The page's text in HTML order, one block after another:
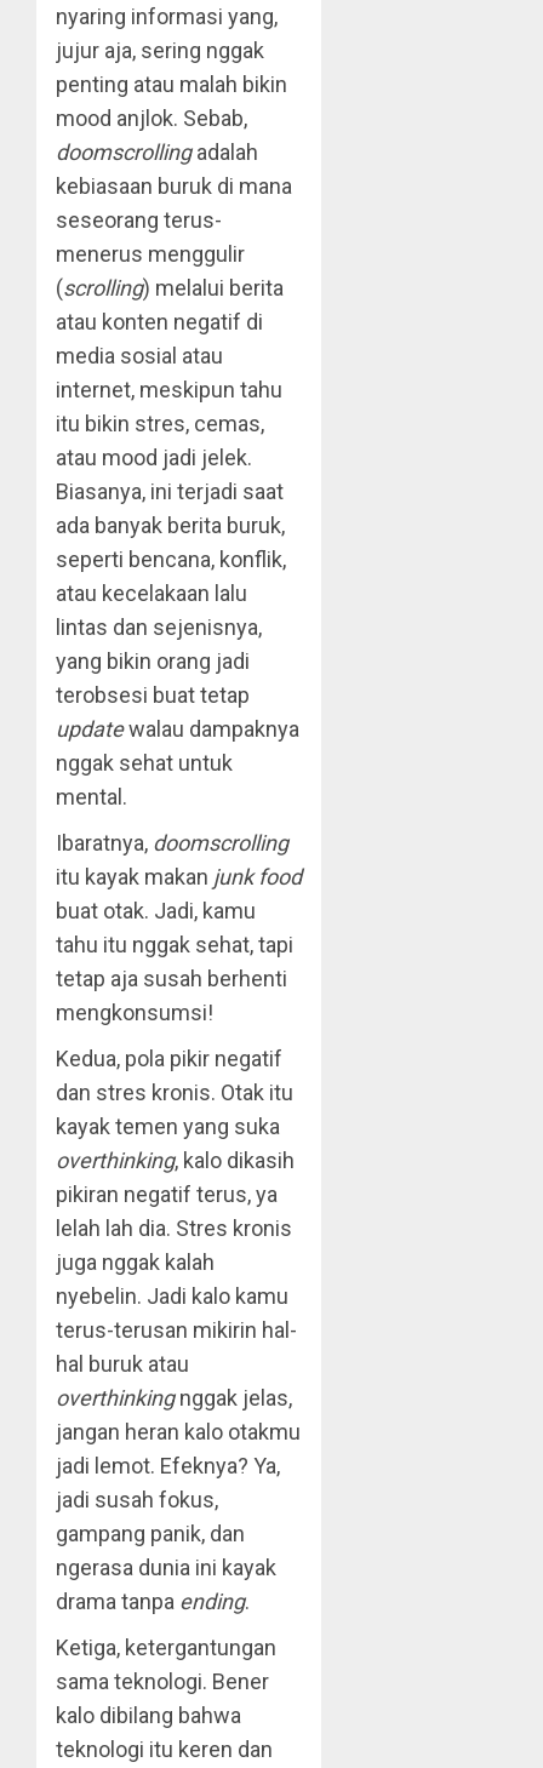
nyaring informasi yang,
jujur aja, sering nggak
penting atau malah bikin
mood anjlok. Sebab,
doomscrollingadalah
kebiasaan buruk di mana
seseorang terus-
menerus menggulir
(scrolling) melalui berita
atau konten negatif di
media sosial atau
internet, meskipun tahu
itu bikin stres, cemas,
atau mood jadi jelek.
Biasanya, ini terjadi saat
ada banyak berita buruk,
seperti bencana, konflik,
atau kecelakaan lalu
lintas dan sejenisnya,
yang bikin orang jadi
terobsesi buat tetap
updatewalau dampaknya
nggak sehat untuk
mental.
Ibaratnya, doomscrolling
itu kayak makan junk food
buat otak. Jadi, kamu
tahu itu nggak sehat, tapi
tetap aja susah berhenti
mengkonsumsi!
Kedua, pola pikir negatif
dan stres kronis. Otak itu
kayak temen yang suka
overthinking, kalo dikasih
pikiran negatif terus, ya
lelah lah dia. Stres kronis
juga nggak kalah
nyebelin. Jadi kalo kamu
terus-terusan mikirin hal-
hal buruk atau
overthinkingnggak jelas,
jangan heran kalo otakmu
jadi lemot. Efeknya? Ya,
jadi susah fokus,
gampang panik, dan
ngerasa dunia ini kayak
drama tanpa ending.
Ketiga, ketergantungan
sama teknologi. Bener
kalo dibilang bahwa
teknologi itu keren dan